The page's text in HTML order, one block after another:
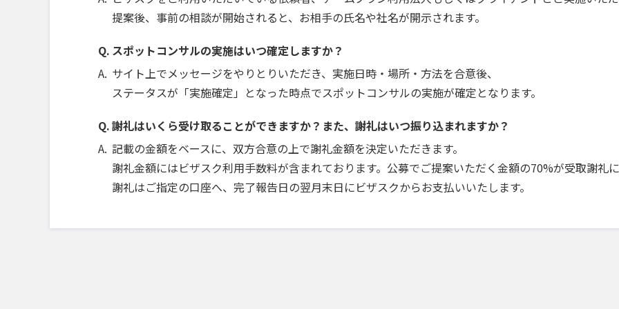
提案後、事前の相談が開始されると、お相手の氏名や社名が開示されます。
スポットコンサルの実施はいつ確定しますか？
サイト上でメッセージをやりとりいただき、実施日時・場所・方法を合意後、
ステータスが「実施確定」となった時点でスポットコンサルの実施が確定となります。
謝礼はいくら受け取ることができますか？また、謝礼はいつ振り込まれますか？
記載の金額をベースに、双方合意の上で謝礼金額を決定いただきます。
謝礼金額にはビザスク利用手数料が含まれております。公募でご提案いただく金額の70%が受取謝礼に
謝礼はご指定の口座へ、完了報告日の翌月末日にビザスクからお支払いいたします。